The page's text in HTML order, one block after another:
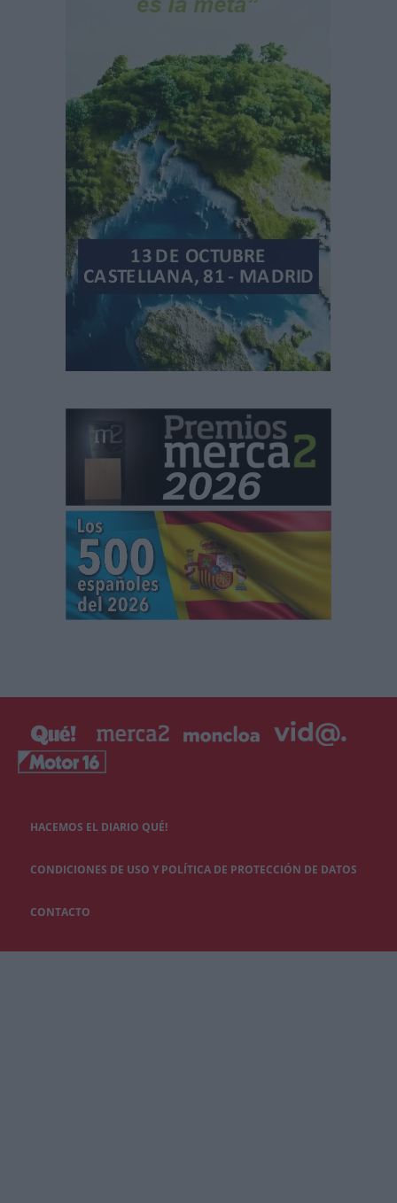
HACEMOS EL DIARIO QUÉ!
CONDICIONES DE USO Y POLÍTICA DE PROTECCIÓN DE DATOS
CONTACTO